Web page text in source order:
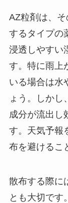
AZ粒剤は、
するタイプの
浸透しやすい
す。特に雨上
いる場合は水
ょう。しかし
成分が流出し
す。天気予報
布を避けるこ
散布する際に
とも大切です